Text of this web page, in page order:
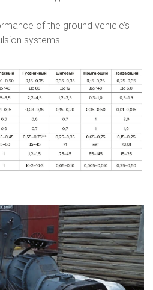
of the ground vehicle’s
systems